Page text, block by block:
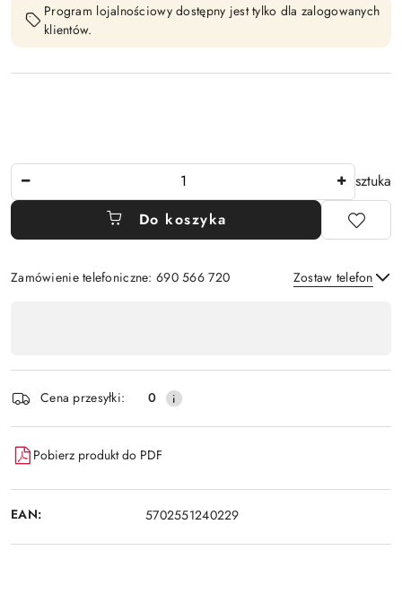
Program lojalnościowy dostępny jest tylko dla zalogowanych
klientów.
sztuka
Do koszyka
Zamówienie telefoniczne: 690 566 720 Zostaw telefon
płatność
i
dostawa
Cena przesyłki: 0
Pobierz produkt do PDF
EAN: 5702551240229